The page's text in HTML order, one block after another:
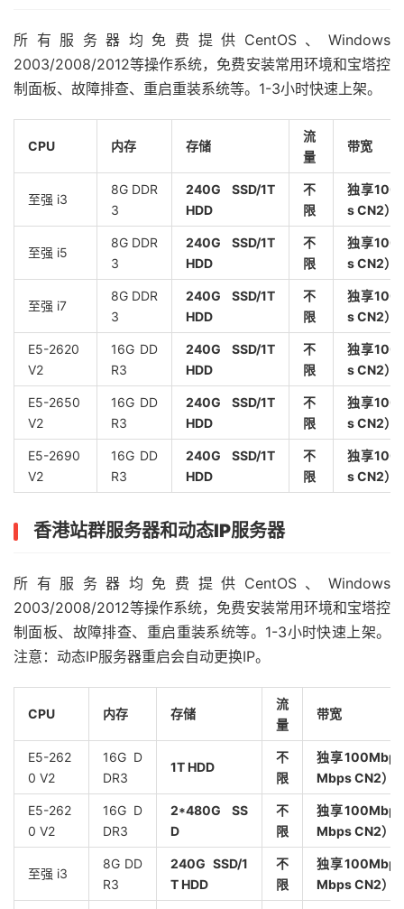
所有服务器均免费提供CentOS、Windows
2003/2008/2012等操作系统，免费安装常用环境和宝塔控
制面板、故障排查、重启重装系统等。1-3小时快速上架。
CPU 内存 存储
流
量
带宽
至强 i3
8G DDR
3
240G SSD/1T
HDD
不
限
独享
s CN2）
至强 i5
8G DDR
3
240G SSD/1T
HDD
不
限
独享
s CN2）
至强 i7
8G DDR
3
240G SSD/1T
HDD
不
限
独享
s CN2）
E5-2620
V2
16G DD
R3
240G SSD/1T
HDD
不
限
独享
s CN2）
E5-2650
V2
16G DD
R3
240G SSD/1T
HDD
不
限
独享
s CN2）
E5-2690
V2
16G DD
R3
240G SSD/1T
HDD
不
限
独享
s CN2）
香港站群服务器和动态IP服务器
所有服务器均免费提供CentOS、Windows
2003/2008/2012等操作系统，免费安装常用环境和宝塔控
制面板、故障排查、重启重装系统等。1-3小时快速上架。
注意：动态IP服务器重启会自动更换IP。
CPU 内存 存储
流
量
带宽
E5-262
0 V2
16G D
DR3
1T HDD
不
限
独享
Mbps CN2）
E5-262
0 V2
16G D
DR3
2*480G SS
D
不
限
独享
Mbps CN2）
至强 i3
8G DD
R3
240G SSD/1
T HDD
不
限
独享
Mbps CN2）